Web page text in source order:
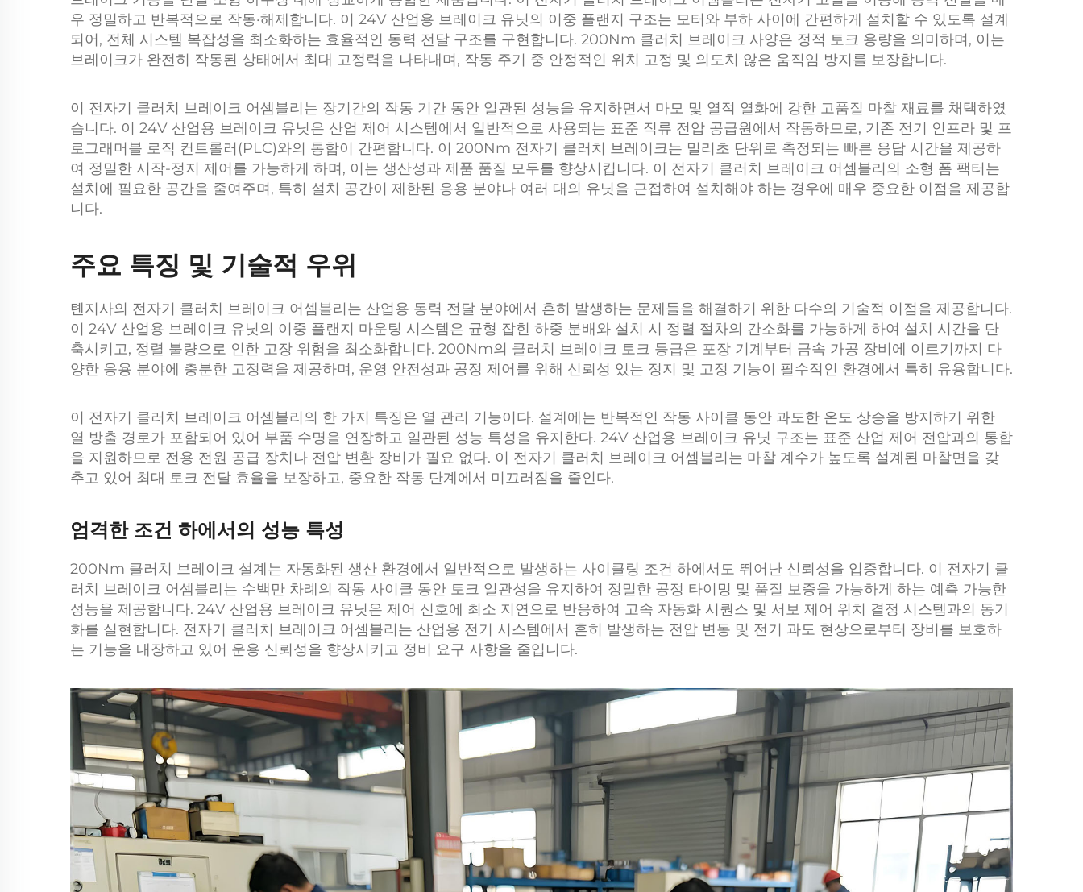
우 정밀하고 반복적으로 작동·해제합니다. 이 24V 산업용 브레이크 유닛의 이중 플랜지 구조는 모터와 부하 사이에 간편하게 설치할 수 있도록 설계
되어, 전체 시스템 복잡성을 최소화하는 효율적인 동력 전달 구조를 구현합니다. 200Nm 클러치 브레이크 사양은 정적 토크 용량을 의미하며, 이는
브레이크가 완전히 작동된 상태에서 최대 고정력을 나타내며, 작동 주기 중 안정적인 위치 고정 및 의도치 않은 움직임 방지를 보장합니다.
이 전자기 클러치 브레이크 어셈블리는 장기간의 작동 기간 동안 일관된 성능을 유지하면서 마모 및 열적 열화에 강한 고품질 마찰 재료를 채택하였
습니다. 이 24V 산업용 브레이크 유닛은 산업 제어 시스템에서 일반적으로 사용되는 표준 직류 전압 공급원에서 작동하므로, 기존 전기 인프라 및 프
로그래머블 로직 컨트롤러(PLC)와의 통합이 간편합니다. 이 200Nm 전자기 클러치 브레이크는 밀리초 단위로 측정되는 빠른 응답 시간을 제공하
여 정밀한 시작-정지 제어를 가능하게 하며, 이는 생산성과 제품 품질 모두를 향상시킵니다. 이 전자기 클러치 브레이크 어셈블리의 소형 폼 팩터는
설치에 필요한 공간을 줄여주며, 특히 설치 공간이 제한된 응용 분야나 여러 대의 유닛을 근접하여 설치해야 하는 경우에 매우 중요한 이점을 제공합
니다.
주요 특징 및 기술적 우위
톈지사의 전자기 클러치 브레이크 어셈블리는 산업용 동력 전달 분야에서 흔히 발생하는 문제들을 해결하기 위한 다수의 기술적 이점을 제공합니다.
이 24V 산업용 브레이크 유닛의 이중 플랜지 마운팅 시스템은 균형 잡힌 하중 분배와 설치 시 정렬 절차의 간소화를 가능하게 하여 설치 시간을 단
축시키고, 정렬 불량으로 인한 고장 위험을 최소화합니다. 200Nm의 클러치 브레이크 토크 등급은 포장 기계부터 금속 가공 장비에 이르기까지 다
양한 응용 분야에 충분한 고정력을 제공하며, 운영 안전성과 공정 제어를 위해 신뢰성 있는 정지 및 고정 기능이 필수적인 환경에서 특히 유용합니다.
이 전자기 클러치 브레이크 어셈블리의 한 가지 특징은 열 관리 기능이다. 설계에는 반복적인 작동 사이클 동안 과도한 온도 상승을 방지하기 위한
열 방출 경로가 포함되어 있어 부품 수명을 연장하고 일관된 성능 특성을 유지한다. 24V 산업용 브레이크 유닛 구조는 표준 산업 제어 전압과의 통합
을 지원하므로 전용 전원 공급 장치나 전압 변환 장비가 필요 없다. 이 전자기 클러치 브레이크 어셈블리는 마찰 계수가 높도록 설계된 마찰면을 갖
추고 있어 최대 토크 전달 효율을 보장하고, 중요한 작동 단계에서 미끄러짐을 줄인다.
엄격한 조건 하에서의 성능 특성
200Nm 클러치 브레이크 설계는 자동화된 생산 환경에서 일반적으로 발생하는 사이클링 조건 하에서도 뛰어난 신뢰성을 입증합니다. 이 전자기 클
러치 브레이크 어셈블리는 수백만 차례의 작동 사이클 동안 토크 일관성을 유지하여 정밀한 공정 타이밍 및 품질 보증을 가능하게 하는 예측 가능한
성능을 제공합니다. 24V 산업용 브레이크 유닛은 제어 신호에 최소 지연으로 반응하여 고속 자동화 시퀀스 및 서보 제어 위치 결정 시스템과의 동기
화를 실현합니다. 전자기 클러치 브레이크 어셈블리는 산업용 전기 시스템에서 흔히 발생하는 전압 변동 및 전기 과도 현상으로부터 장비를 보호하
는 기능을 내장하고 있어 운용 신뢰성을 향상시키고 정비 요구 사항을 줄입니다.